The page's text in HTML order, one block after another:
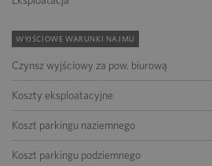
WYJŚCIOWE WARUNKI NAJMU
Czynsz wyjściowy za pow. biurową
Koszty eksploatacyjne
Koszt parkingu naziemnego
Koszt parkingu podziemnego